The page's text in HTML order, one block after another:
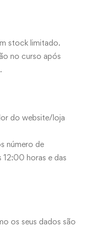
stock limitado.
no curso após
do website/loja
número de
horas e das
os seus dados são